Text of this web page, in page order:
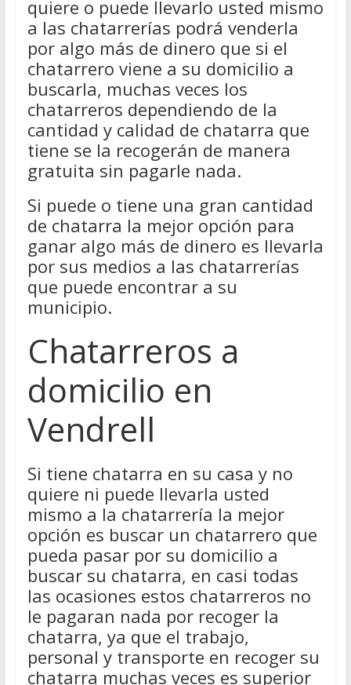
quiere o puede llevarlo usted mismo
a las chatarrerías podrá venderla
por algo más de dinero que si el
chatarrero viene a su domicilio a
buscarla, muchas veces los
chatarreros dependiendo de la
cantidad y calidad de chatarra que
tiene se la recogerán de manera
gratuita sin pagarle nada.
Si puede o tiene una gran cantidad
de chatarra la mejor opción para
ganar algo más de dinero es llevarla
por sus medios a las chatarrerías
que puede encontrar a su
municipio.
Chatarreros a
domicilio en
Vendrell
Si tiene chatarra en su casa y no
quiere ni puede llevarla usted
mismo a la chatarrería la mejor
opción es buscar un chatarrero que
pueda pasar por su domicilio a
buscar su chatarra, en casi todas
las ocasiones estos chatarreros no
le pagaran nada por recoger la
chatarra, ya que el trabajo,
personal y transporte en recoger su
chatarra muchas veces es superior